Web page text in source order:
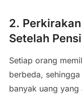
2.
Setelah
Setiap orang
berbeda,
banyak uang